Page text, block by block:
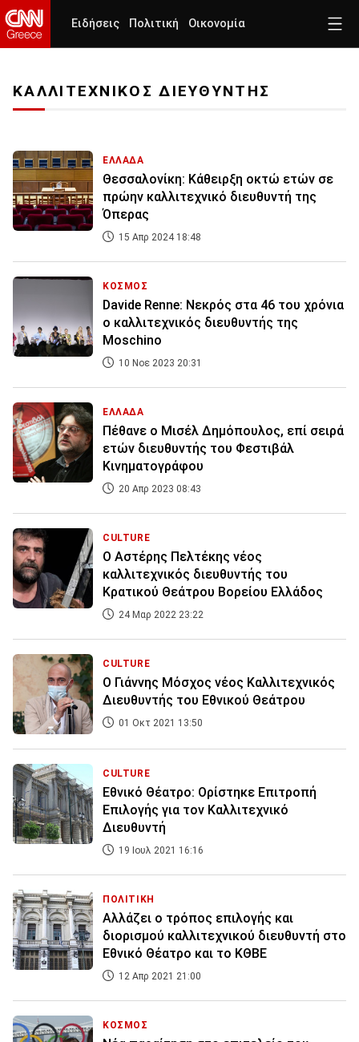
Ειδήσεις Πολιτική Οικονομία
ΚΑΛΛΙΤΕΧΝΙΚΟΣ ΔΙΕΥΘΥΝΤΗΣ
ΕΛΛΑΔΑ
Θεσσαλονίκη: Κάθειρξη οκτώ ετών σε
πρώην καλλιτεχνικό διευθυντή της
Όπερας
15 Απρ 2024 18:48
ΚΟΣΜΟΣ
Davide Renne: Νεκρός στα 46 του χρόνια
ο καλλιτεχνικός διευθυντής της
Moschinο
10 Νοε 2023 20:31
ΕΛΛΑΔΑ
Πέθανε ο Μισέλ Δημόπουλος, επί σειρά
ετών διευθυντής του Φεστιβάλ
Κινηματογράφου
20 Απρ 2023 08:43
CULTURE
Ο Αστέρης Πελτέκης νέος
καλλιτεχνικός διευθυντής του
Κρατικού Θεάτρου Βορείου Ελλάδος
24 Μαρ 2022 23:22
CULTURE
Ο Γιάννης Μόσχος νέος Καλλιτεχνικός
Διευθυντής του Εθνικού Θεάτρου
01 Οκτ 2021 13:50
CULTURE
Εθνικό Θέατρο: Ορίστηκε Επιτροπή
Επιλογής για τον Καλλιτεχνικό
Διευθυντή
19 Ιουλ 2021 16:16
ΠΟΛΙΤΙΚΗ
Αλλάζει ο τρόπος επιλογής και
διορισμού καλλιτεχνικού διευθυντή στο
Εθνικό Θέατρο και το ΚΘΒΕ
12 Απρ 2021 21:00
ΚΟΣΜΟΣ